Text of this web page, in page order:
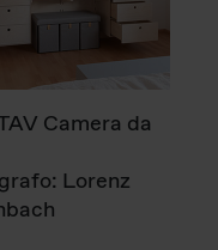
Camera da
Lorenz